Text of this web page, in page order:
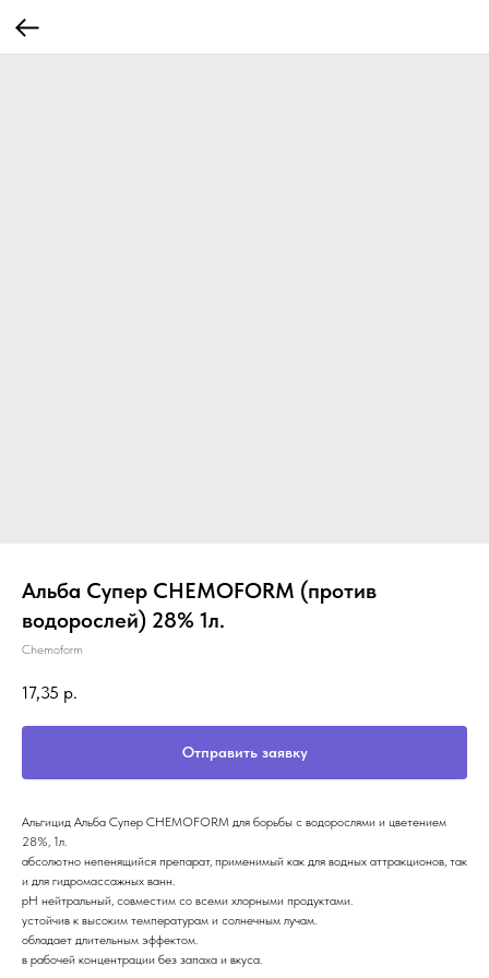
Альба Супер CHEMOFORM (против
водорослей) 28% 1л.
Chemoform
17,35 р.
Отправить заявку
Альгицид Альба Супер CHEMOFORM для борьбы с водорослями и цветением
28%, 1л.
абсолютно непенящийся препарат, применимый как для водных аттракционов, так
и для гидромассажных ванн.
рН нейтральный, совместим со всеми хлорными продуктами.
устойчив к высоким температурам и солнечным лучам.
обладает длительным эффектом.
в рабочей концентрации без запаха и вкуса.